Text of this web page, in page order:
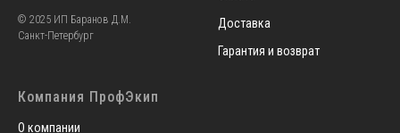
© 2025 ИП Баранов Д.М.
Санкт-Петербург
Доставка
Гарантия и возврат
Компания ПрофЭкип
О компании